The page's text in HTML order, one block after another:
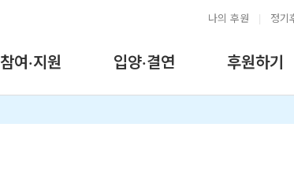
나의 후원 | 정기
참여·지원 입양·결연 후원하기